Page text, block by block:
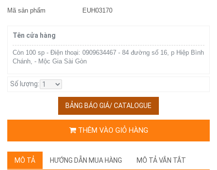
Mã sản phẩm EUH03170
Tên cửa hàng
Còn 100 sp - Điện thoại: 0909634467 - 84 đường số 16, p Hiệp Bình
Chánh, - Mộc Gia Sài Gòn
Số lượng:
BẢNG BÁO GIÁ/ CATALOGUE
THÊM VÀO GIỎ HÀNG
MÔ TẢ HƯỚNG DẪN MUA HÀNG MÔ TẢ VẮN TẮT